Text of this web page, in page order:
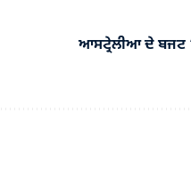
ਆਸਟ੍ਰੇਲੀਆ ਦੇ ਬਜਟ